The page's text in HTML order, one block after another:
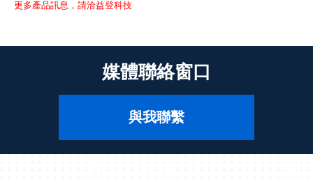
更多產品訊息，請洽益登科技
媒體聯絡窗口
與我聯繫